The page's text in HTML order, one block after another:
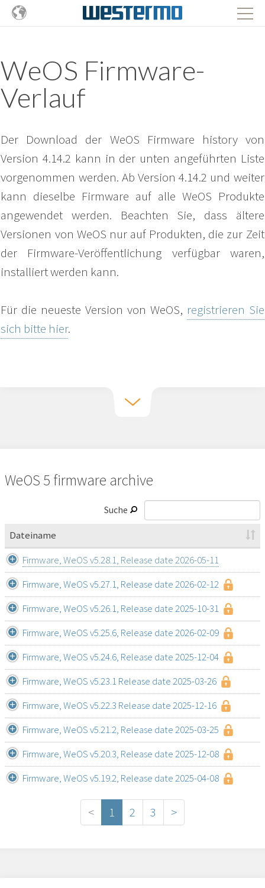
WeOS Firmware-
Verlauf
Der Download der WeOS Firmware history von
Version 4.14.2 kann in der unten angeführten Liste
vorgenommen werden. Ab Version 4.14.2 und weiter
kann dieselbe Firmware auf alle WeOS Produkte
angewendet werden. Beachten Sie, dass ältere
Versionen von WeOS nur auf Produkten, die zur Zeit
der Firmware-Veröffentlichung verfügbar waren,
installiert werden kann.
Für die neueste Version von WeOS, registrieren Sie
sich bitte hier.
WeOS 5 firmware archive
Suche
Dateiname
Firmware, WeOS v5.28.1, Release date 2026-05-11
Firmware, WeOS v5.27.1, Release date 2026-02-12
Firmware, WeOS v5.26.1, Release date 2025-10-31
Firmware, WeOS v5.25.6, Release date 2026-02-09
Firmware, WeOS v5.24.6, Release date 2025-12-04
Firmware, WeOS v5.23.1 Release date 2025-03-26
Firmware, WeOS v5.22.3 Release date 2025-12-16
Firmware, WeOS v5.21.2, Release date 2025-03-25
Firmware, WeOS v5.20.3, Release date 2025-12-08
Firmware, WeOS v5.19.2, Release date 2025-04-08
< 1 2 3 >